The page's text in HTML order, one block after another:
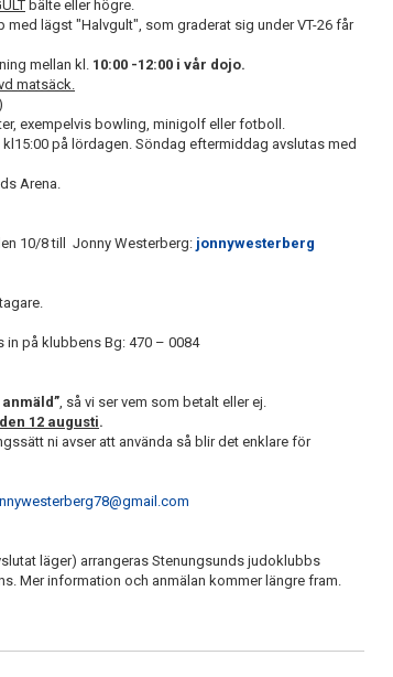
bälte eller högre.
med lägst "Halvgult", som graderat sig under VT-26 får
mellan kl. 10:00 -12:00 i vår dojo.
matsäck.
exempelvis bowling, minigolf eller fotboll.
på lördagen. Söndag eftermiddag avslutas med
Arena.
10/8 till Jonny Westerberg: jonnywesterberg
in på klubbens Bg: 470 – 0084
, så vi ser vem som betalt eller ej.
12 augusti.
ni avser att använda så blir det enklare för
läger) arrangeras Stenungsunds judoklubbs
Mer information och anmälan kommer längre fram.